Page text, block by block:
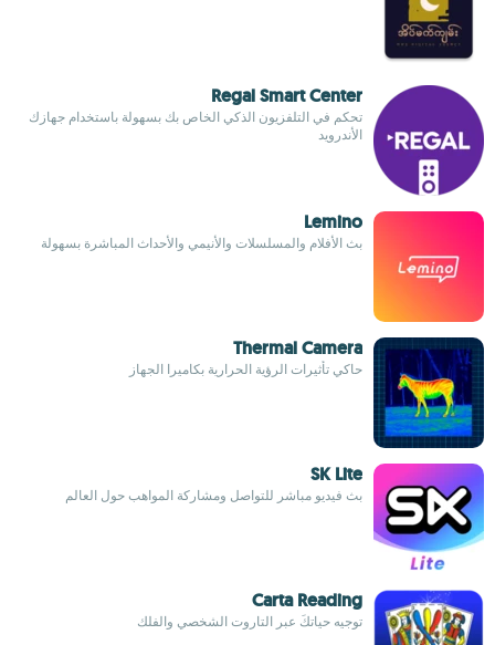
Regal Smart Center
تحكم في التلفزيون الذكي الخاص بك بسهولة باستخدام جهازك
الأندرويد
Lemino
بث الأفلام والمسلسلات والأنيمي والأحداث المباشرة بسهولة
Thermal Camera
حاكي تأثيرات الرؤية الحرارية بكاميرا الجهاز
SK Lite
بث فيديو مباشر للتواصل ومشاركة المواهب حول العالم
Carta Reading
توجيه حياتكَ عبر التاروت الشخصي والفلك